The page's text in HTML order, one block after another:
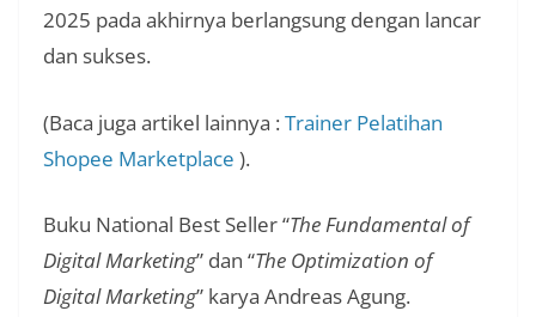
2025 pada akhirnya berlangsung dengan lancar
dan sukses.
(Baca juga artikel lainnya :Trainer Pelatihan
Shopee Marketplace ).
Buku National Best Seller “The Fundamental of
Digital Marketing” dan “The Optimization of
Digital Marketing” karya Andreas Agung.